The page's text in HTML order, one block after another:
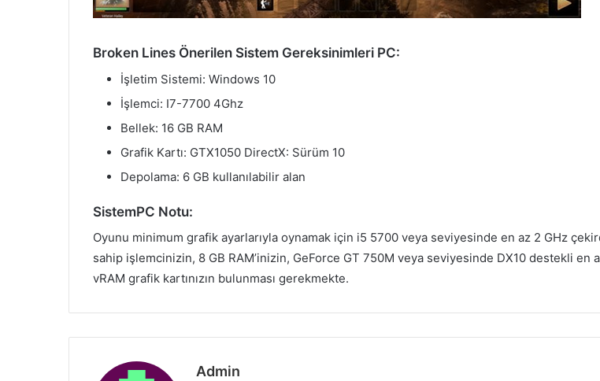
Broken Lines Önerilen Sistem Gereksinimleri PC:
İşletim Sistemi: Windows 10
İşlemci: I7-7700 4Ghz
Bellek: 16 GB RAM
Grafik Kartı: GTX1050 DirectX: Sürüm 10
Depolama: 6 GB kullanılabilir alan
SistemPC Notu:
Oyunu minimum grafik ayarlarıyla oynamak için i5 5700 veya seviyesinde en az 2 GHz
sahip işlemcinizin, 8 GB RAM’inizin, GeForce GT 750M veya seviyesinde DX10 destekli en
vRAM grafik kartınızın bulunması gerekmekte.
Admin